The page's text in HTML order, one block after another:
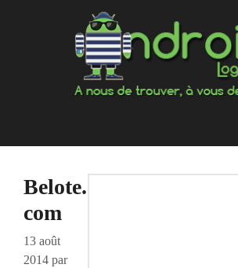
Belote.
com
13 août
2014 par